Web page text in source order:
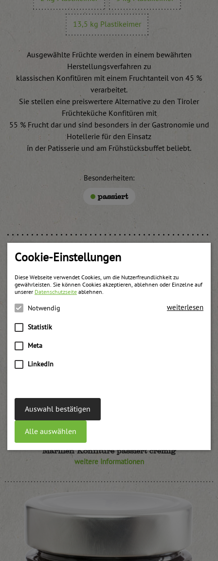
Cookie-Einstellungen
Diese Webseite verwendet Cookies, um die Nutzerfreundlichkeit zu
gewährleisten. Sie können Cookies akzeptieren, ablehnen oder Einzelne auf
unserer Datenschutzseite ablehnen.
Notwendig
Statistik
Meta
LinkedIn
weiterlesen
Auswahl bestätigen
Alle auswählen
13,5 kg Plastikeimer
Ausgewählte Früchte werden in einem bewährten
Herstellungsverfahren zu
klassischen Konfitüren mit einem Fruchtanteil von 45 %
verarbeitet.
Sie stellen eine preiswertere Alternative zu den Tiroler
Früchteküche Konfitüren mit
55 % Frucht dar und sind besonders in der Gastronomie und
Hotellerie für den Einsatz
in der Patisserie und am Frühstücksbuffet beliebt.
Besonderheiten:
passiert
Weitere Produkte
Marillen Konfitüre passiert cremig
weitere Informationen